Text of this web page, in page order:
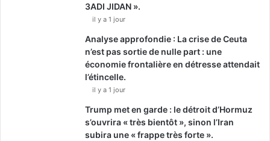
3ADI JIDAN ».
il y a 1 jour
Analyse approfondie : La crise de Ceuta
n’est pas sortie de nulle part : une
économie frontalière en détresse attendait
l’étincelle.
il y a 1 jour
Trump met en garde : le détroit d’Hormuz
s’ouvrira « très bientôt », sinon l’Iran
subira une « frappe très forte ».